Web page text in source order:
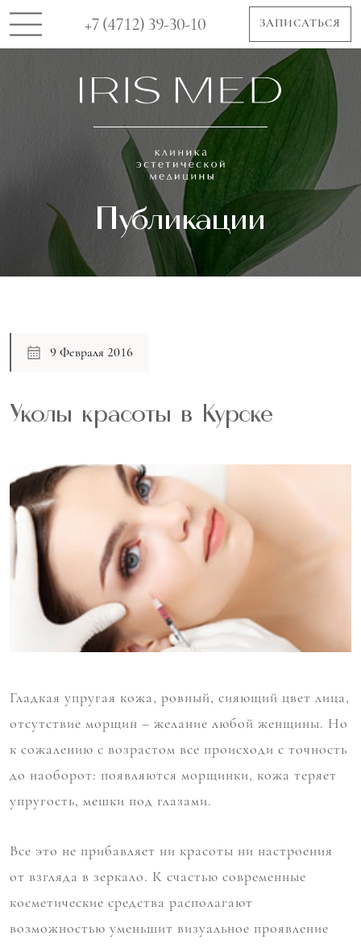
+7 (4712) 39-30-10 ЗАПИСАТЬСЯ
Публикации
9 Февраля 2016
Уколы красоты в Курске
Гладкая упругая кожа, ровный, сияющий цвет лица,
отсутствие морщин – желание любой женщины. Но
к сожалению с возрастом все происходи с точность
до наоборот: появляются морщинки, кожа теряет
упругость, мешки под глазами.
Все это не прибавляет ни красоты ни настроения
от взгляда в зеркало. К счастью современные
косметические средства располагают
возможностью уменьшит визуальное проявление